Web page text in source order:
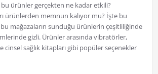
ürünler gerçekten ne kadar etkili?
ürünlerden memnun kalıyor mu? İşte bu
bu mağazaların sunduğu ürünlerin çeşitliliğinde
gizli. Ürünler arasında vibratörler,
cinsel sağlık kitapları gibi popüler seçenekler